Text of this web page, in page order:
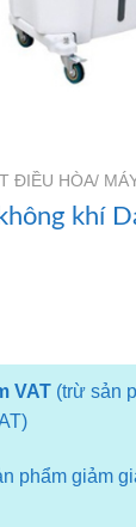
ĐIỀU HÒA/
khí
VAT(trừ sản
phẩm giảm